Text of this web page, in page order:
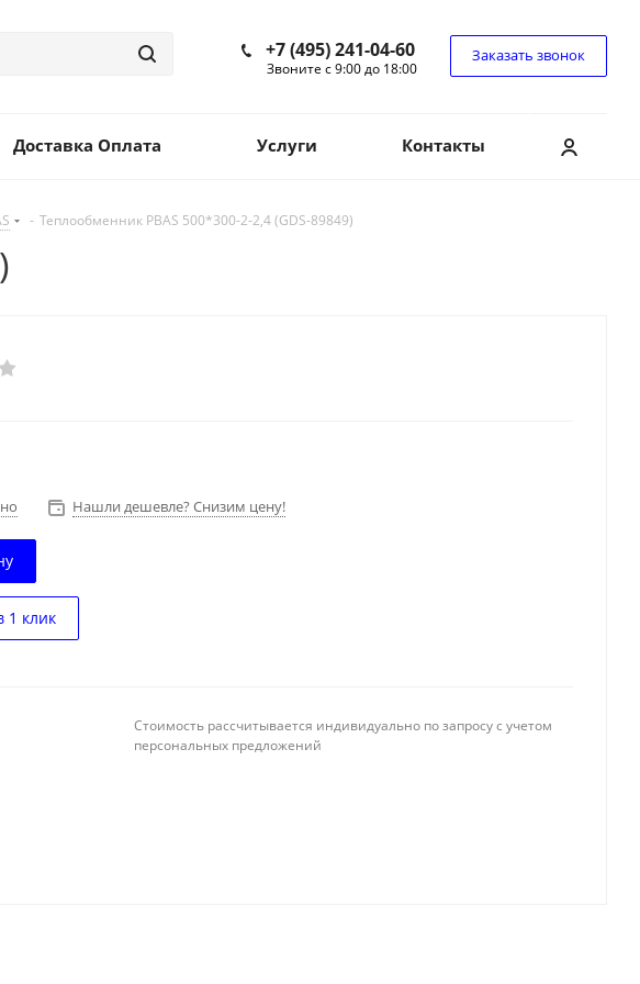
+7 (495) 241-04-60
Звоните с 9:00 до 18:00
Заказать звонок
Доставка Оплата Услуги Контакты
- Теплообменник PBAS 500*300-2-2,4 (GDS-89849)
Нашли дешевле? Снизим цену!
1 клик
Стоимость рассчитывается индивидуально по запросу с учетом
персональных предложений